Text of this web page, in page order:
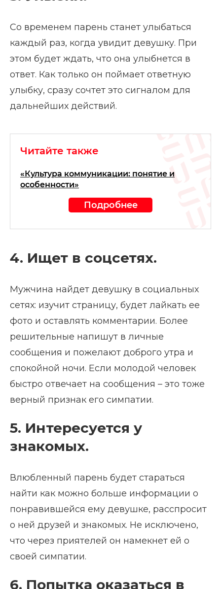
Со временем парень станет улыбаться
каждый раз, когда увидит девушку. При
этом будет ждать, что она улыбнется в
ответ. Как только он поймает ответную
улыбку, сразу сочтет это сигналом для
дальнейших действий.
Читайте также
«Культура коммуникации: понятие и
особенности»
Подробнее
4. Ищет в соцсетях.
Мужчина найдет девушку в социальных
сетях: изучит страницу, будет лайкать ее
фото и оставлять комментарии. Более
решительные напишут в личные
сообщения и пожелают доброго утра и
спокойной ночи. Если молодой человек
быстро отвечает на сообщения – это тоже
верный признак его симпатии.
5. Интересуется у
знакомых.
Влюбленный парень будет стараться
найти как можно больше информации о
понравившейся ему девушке, расспросит
о ней друзей и знакомых. Не исключено,
что через приятелей он намекнет ей о
своей симпатии.
6. Попытка оказаться в